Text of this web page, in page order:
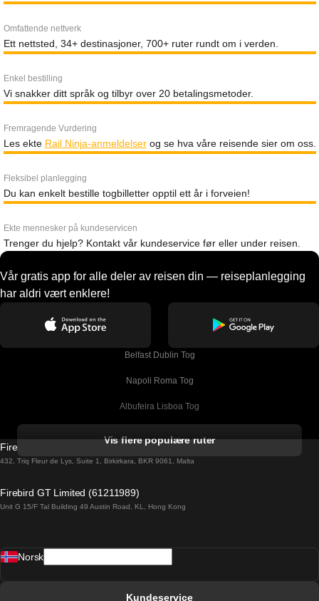
Omfattende nettverk
Ett nettsted, 34+ destinasjoner, 700+ ruter rundt om i verden.
Enkel bestilling
Vi snakker ditt språk og tilbyr over 20 betalingsmetoder.
Fremragende Vurdering
Les ekte Rail Ninja-anmeldelserog se hva våre reisende sier om oss.
Fleksibel planlegging
Du kan enkelt bestille togbilletter opptil ett år i forveien!
Ekte mennesker på kundeservicen
Trenger du hjelp? Kontakt vår kundeservice før eller under reisen.
Vår gratis app for alle deler av reisen din — reiseplanlegging
har aldri vært enklere!
Belfast Dublin Tog
Napoli Roma Tog
Albufeira Lisboa Tog
Barcelona Madrid Tog
Barcelona Sevilla Tog
Vis flere populære ruter
Firebird GT Limited (OC 1451)
432, Triq Fleur de Lys, Suite 1, Birkirkara, BKR 9061, Malta
Firebird GT Limited (61211989)
Unit G 15/F Tal Building 49 Austin Road, KL, Hong Kong
Norsk
Kundeservice